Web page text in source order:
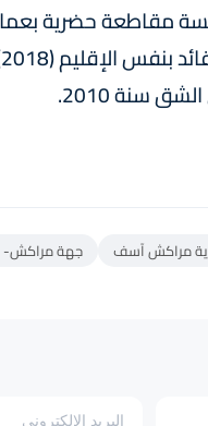
مهمة رئيسة مقاطعة
مراكش آسف جهة